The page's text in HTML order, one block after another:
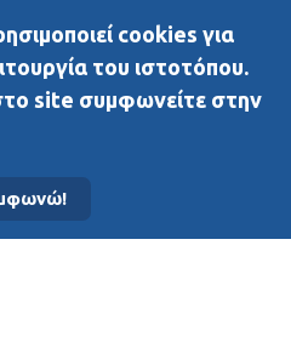
cookies για
του ιστοτόπου.
site συμφωνείτε στην